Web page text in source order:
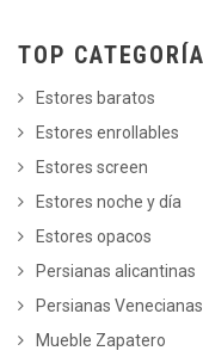
TOP
Estores baratos
Estores enrollables
Estores screen
Estores noche y día
Estores opacos
Persianas alicantinas
Persianas Venecianas
Mueble Zapatero